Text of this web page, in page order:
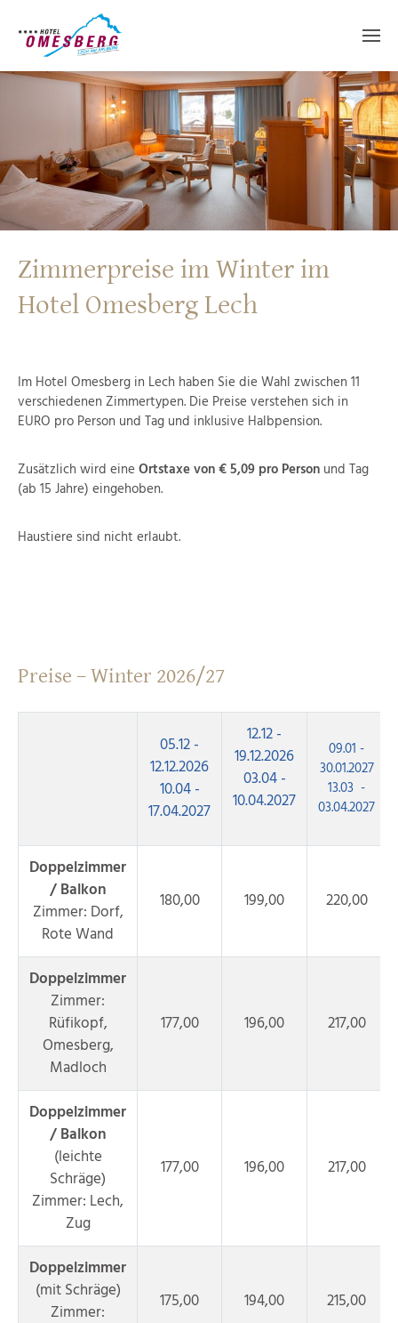
Zimmerpreise im Winter im
Hotel Omesberg Lech
Im Hotel Omesberg in Lech haben Sie die Wahl zwischen 11
verschiedenen Zimmertypen. Die Preise verstehen sich in
EURO pro Person und Tag und inklusive Halbpension.
Zusätzlich wird eine Ortstaxe von € 5,09 pro Person und Tag
(ab 15 Jahre) eingehoben.
Haustiere sind nicht erlaubt.
Preise – Winter 2026/27
05.12 -
12.12.2026
10.04 -
17.04.2027
12.12 -
19.12.2026
03.04 -
10.04.2027
09.01 -
30.01.2027
13.03 -
03.04.2027
Doppelzimmer
/ Balkon
Zimmer: Dorf,
Rote Wand
180,00 199,00 220,00
Doppelzimmer
Zimmer:
Rüfikopf,
Omesberg,
Madloch
177,00 196,00 217,00
Doppelzimmer
/ Balkon
(leichte
Schräge)
Zimmer: Lech,
Zug
177,00 196,00 217,00
Doppelzimmer
(mit Schräge)
Zimmer:
175,00 194,00 215,00